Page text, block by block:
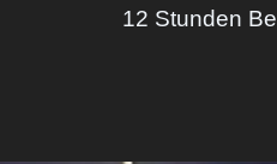
12 Stunden